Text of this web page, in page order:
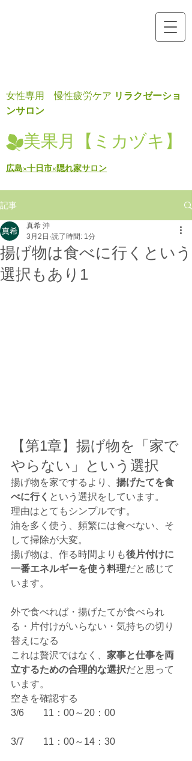
女性専用 慢性疲労ケア リラクゼーショ
ンサロン
美果月【ミカヅキ】
広島×十日市×隠れ家サロン
記事
揚げ物は食べに行くという
選択もあり1
真希 沖
3月2日 読了時間: 1分
【第1章】揚げ物を「家で
やらない」という選択
揚げ物を家でするより、 揚げたてを食
べに行く という選択をしています。
理由はとてもシンプルです。
油を多く使う、頻繁には食べない、そ
して掃除が大変。
揚げ物は、作る時間よりも後片付けに
一番エネルギーを使う料理だと感じて
います。
外で食べれば・揚げたてが食べられ
る・片付けがいらない・気持ちの切り
替えになる
これは贅沢ではなく、 家事と仕事を両
立するための合理的な選択だと思って
います。
空きを確認する
3/6　　11：00～20：00
3/7　　11：00～14：30